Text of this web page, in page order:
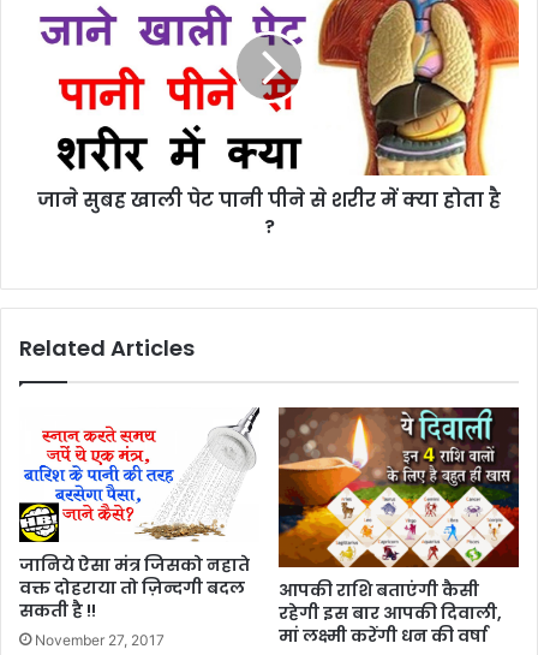
जाने सुबह खाली पेट पानी पीने से शरीर में क्या होता है
?
Related Articles
जानिये ऐसा मंत्र जिसको नहाते
वक्त दोहराया तो ज़िन्दगी बदल
सकती है !!
November 27, 2017
आपकी राशि बताएंगी कैसी
रहेगी इस बार आपकी दिवाली,
मां लक्ष्मी करेंगी धन की वर्षा